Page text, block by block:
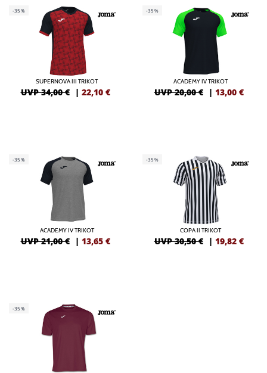
-35%
SUPERNOVA III TRIKOT
UVP 34,00 € | 22,10 €
-35%
ACADEMY IV TRIKOT
UVP 20,00 € | 13,00 €
-35%
ACADEMY IV TRIKOT
UVP 21,00 € | 13,65 €
-35%
COPA II TRIKOT
UVP 30,50 € | 19,82 €
-35%